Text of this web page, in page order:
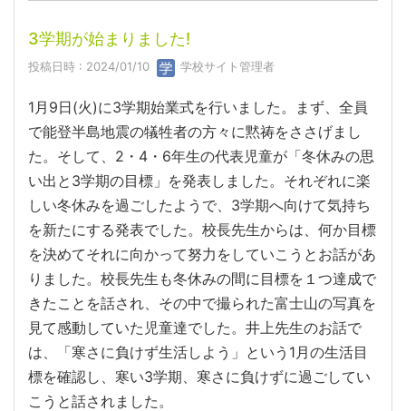
3学期が始まりました!
投稿日時 : 2024/01/10 学校サイト管理者
1月9日(火)に3学期始業式を行いました。まず、全員
で能登半島地震の犠牲者の方々に黙祷をささげまし
た。そして、2・4・6年生の代表児童が「冬休みの思
い出と3学期の目標」を発表しました。それぞれに楽
しい冬休みを過ごしたようで、3学期へ向けて気持ち
を新たにする発表でした。校長先生からは、何か目標
を決めてそれに向かって努力をしていこうとお話があ
りました。校長先生も冬休みの間に目標を１つ達成で
きたことを話され、その中で撮られた富士山の写真を
見て感動していた児童達でした。井上先生のお話で
は、「寒さに負けず生活しよう」という1月の生活目
標を確認し、寒い3学期、寒さに負けずに過ごしてい
こうと話されました。